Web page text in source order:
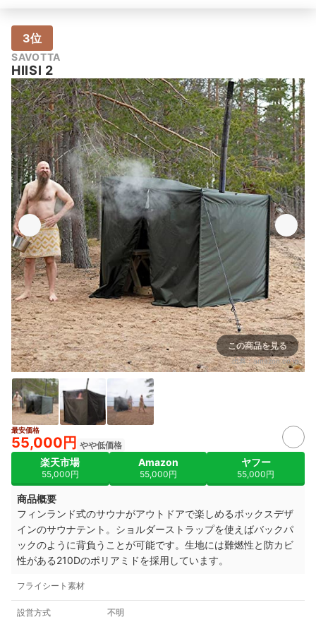
3位
SAVOTTA
HIISI 2
この商品を見る
出典：amazon.co.jp
最安価格
55,000円 やや低価格
楽天市場
55,000円
Amazon
55,000円
ヤフー
55,000円
商品概要
フィンランド式のサウナがアウトドアで楽しめるボックスデザ
インのサウナテント。ショルダーストラップを使えばバックパ
ックのように背負うことが可能です。生地には難燃性と防カビ
性がある210Dのポリアミドを採用しています。
フライシート素材
設営方式 不明